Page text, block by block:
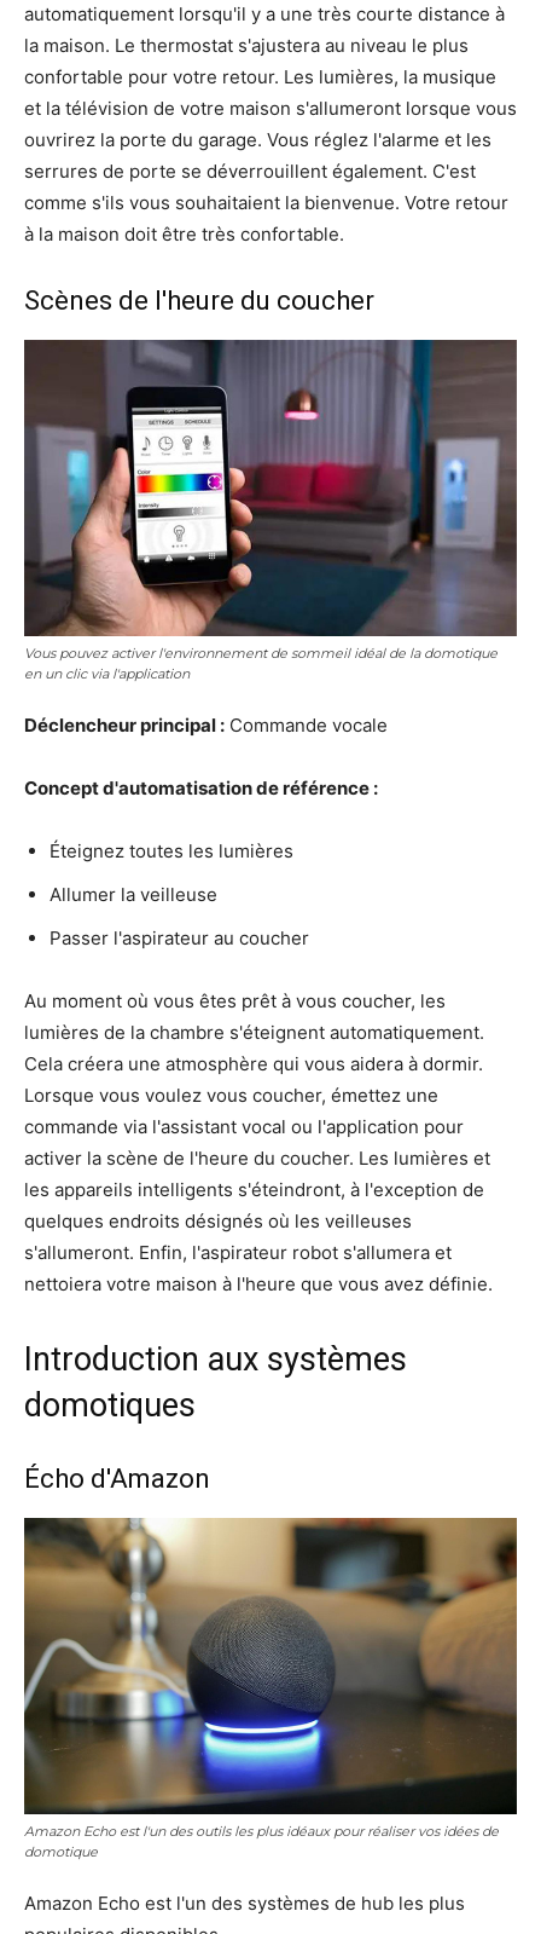
automatiquement lorsqu'il y a une très courte distance à
la maison. Le thermostat s'ajustera au niveau le plus
confortable pour votre retour. Les lumières, la musique
et la télévision de votre maison s'allumeront lorsque vous
ouvrirez la porte du garage. Vous réglez l'alarme et les
serrures de porte se déverrouillent également. C'est
comme s'ils vous souhaitaient la bienvenue. Votre retour
à la maison doit être très confortable.
Scènes de l'heure du coucher
Vous pouvez activer l'environnement de sommeil idéal de la domotique
en un clic via l'application
Déclencheur principal : Commande vocale
Concept d'automatisation de référence :
Éteignez toutes les lumières
Allumer la veilleuse
Passer l'aspirateur au coucher
Au moment où vous êtes prêt à vous coucher, les
lumières de la chambre s'éteignent automatiquement.
Cela créera une atmosphère qui vous aidera à dormir.
Lorsque vous voulez vous coucher, émettez une
commande via l'assistant vocal ou l'application pour
activer la scène de l'heure du coucher. Les lumières et
les appareils intelligents s'éteindront, à l'exception de
quelques endroits désignés où les veilleuses
s'allumeront. Enfin, l'aspirateur robot s'allumera et
nettoiera votre maison à l'heure que vous avez définie.
Introduction aux systèmes
domotiques
Écho d'Amazon
Amazon Echo est l'un des outils les plus idéaux pour réaliser vos idées de
domotique
Amazon Echo est l'un des systèmes de hub les plus